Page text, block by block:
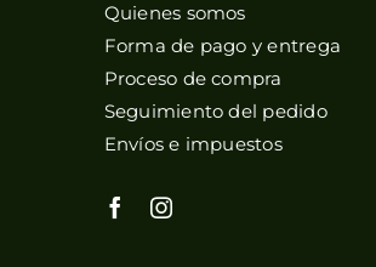
Quienes somos
Forma de pago y entrega
Proceso de compra
Seguimiento del pedido
Envíos e impuestos